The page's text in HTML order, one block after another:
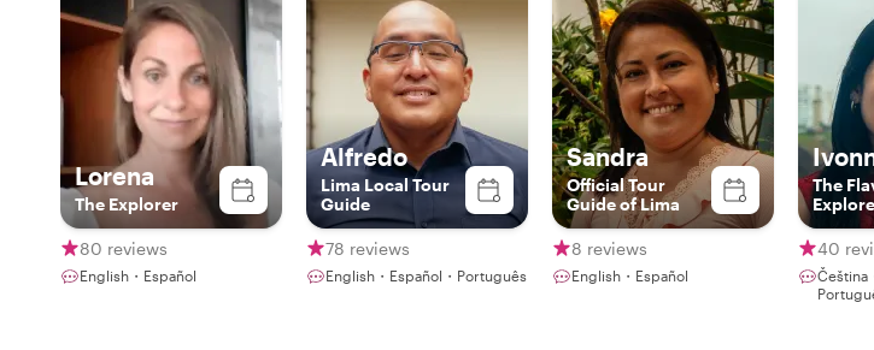
Lorena
The Explorer
80 reviews
English・Español
Alfredo
Lima Local Tour
Guide
78 reviews
English・Español・Português
Sandra
Official Tour
Guide of Lima
8 reviews
English・Español
The
40
Čeština